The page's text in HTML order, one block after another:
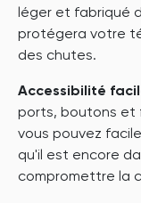
léger et fabriqué
protégera votre
des chutes.
Accessibilité
ports, boutons et
vous pouvez
qu'il est encore
compromettre la